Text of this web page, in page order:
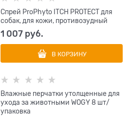
Спрей ProPhyto ITCH PROTECT для
собак, для кожи, противозудный
1 007 руб.
В КОРЗИНУ
Влажные перчатки утолщенные для
ухода за животными WOGY 8 шт/
упаковка